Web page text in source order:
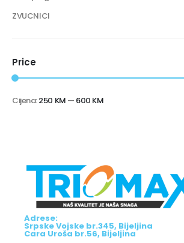
ZVUCNICI
Price
Cijena:250 KM — 600 KM
Adrese:
Srpske Vojske br.345, Bijeljina
Cara Uroša br.56, Bijeljina